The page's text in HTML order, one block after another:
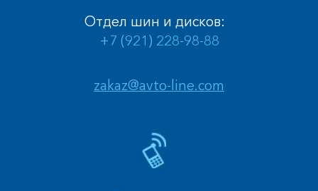
zakaz@avto-line.com
Отдел шин и дисков:
+7 (921) 228-98-88